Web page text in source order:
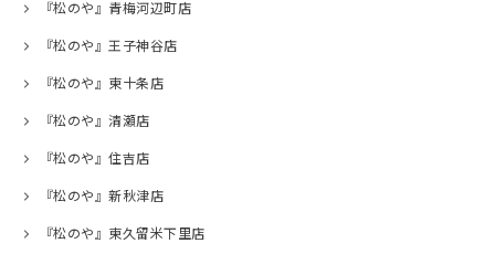
『松のや』青梅河辺町店
『松のや』王子神谷店
『松のや』東十条店
『松のや』清瀬店
『松のや』住吉店
『松のや』新秋津店
『松のや』東久留米下里店